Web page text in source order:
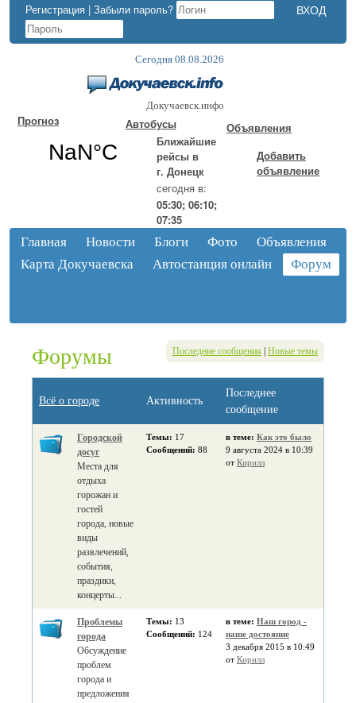
Регистрация | Забыли пароль?
Сегодня 08.08.2026
Докучаевск.инфо
Прогноз
Автобусы
Ближайшие
рейсы в
г. Донецк
сегодня в:
05:30; 06:10;
07:35
Объявления
Добавить
объявление
Главная Новости Блоги Фото
Объявления
Карта Докучаевска
Автостанция онлайн Форум
Последние сообщения Новые темы
Форумы
Всё о городе Активность
Последнее
сообщение
Городской
досуг
Места для
отдыха
горожан и
гостей
города, новые
виды
развлечений,
события,
праздики,
концерты...
Темы: 17
Сообщений: 88
в теме: Как это было
9 августа 2024 в 10:39
от Кирилл
Проблемы
города
Обсуждение
проблем
города и
предложения
Темы: 13
Сообщений: 124
в теме: Наш город -
наше достояние
3 декабря 2015 в 10:49
от Кирилл